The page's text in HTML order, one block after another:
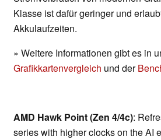
Klasse ist dafür geringer und
Akkulaufzeiten.
» Weitere Informationen gibt es in
Grafikkartenvergleich und der
AMD Hawk Point (Zen 4/4c):
series with higher clocks on the AI